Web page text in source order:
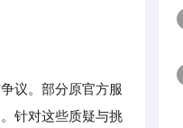
议。部分原官方服
针对这些质疑与挑